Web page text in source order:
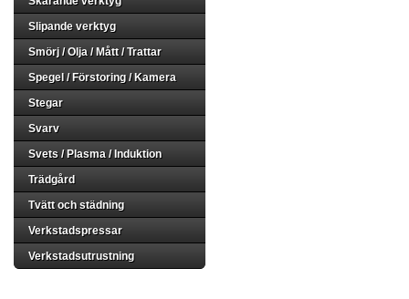
Slipande verktyg
Smörj / Olja / Mått / Trattar
Spegel / Förstoring / Kamera
Stegar
Svarv
Svets / Plasma / Induktion
Trädgård
Tvätt och städning
Verkstadspressar
Verkstadsutrustning